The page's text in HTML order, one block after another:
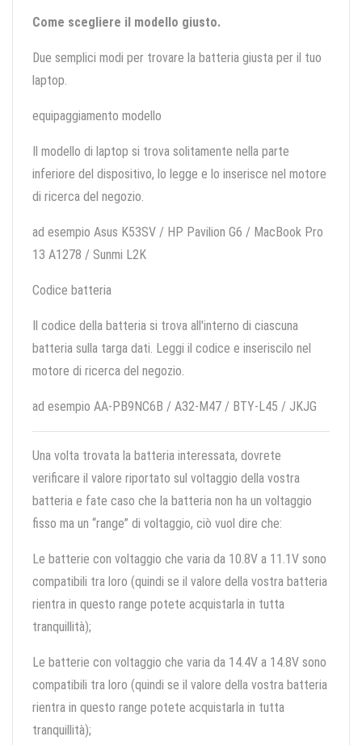
Come scegliere il modello giusto.
Due semplici modi per trovare la batteria giusta per il tuo
laptop.
equipaggiamento modello
Il modello di laptop si trova solitamente nella parte
inferiore del dispositivo, lo legge e lo inserisce nel motore
di ricerca del negozio.
ad esempio Asus K53SV / HP Pavilion G6 / MacBook Pro
13 A1278 / Sunmi L2K
Codice batteria
Il codice della batteria si trova all'interno di ciascuna
batteria sulla targa dati. Leggi il codice e inseriscilo nel
motore di ricerca del negozio.
ad esempio AA-PB9NC6B / A32-M47 / BTY-L45 / JKJG
Una volta trovata la batteria interessata, dovrete
verificare il valore riportato sul voltaggio della vostra
batteria e fate caso che la batteria non ha un voltaggio
fisso ma un “range” di voltaggio, ciò vuol dire che:
Le batterie con voltaggio che varia da 10.8V a 11.1V sono
compatibili tra loro (quindi se il valore della vostra batteria
rientra in questo range potete acquistarla in tutta
tranquillità);
Le batterie con voltaggio che varia da 14.4V a 14.8V sono
compatibili tra loro (quindi se il valore della vostra batteria
rientra in questo range potete acquistarla in tutta
tranquillità);